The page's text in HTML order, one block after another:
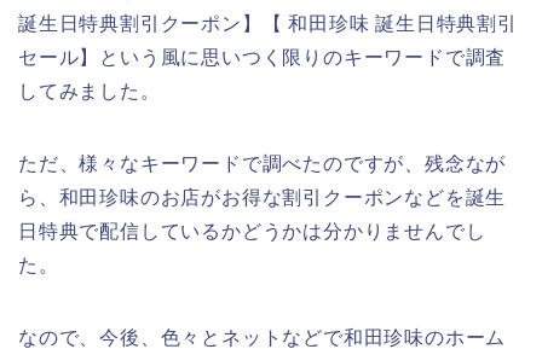
誕生日特典割引クーポン】【 和田珍味 誕生日特典割引
セール】という風に思いつく限りのキーワードで調査
してみました。
ただ、様々なキーワードで調べたのですが、残念なが
ら、和田珍味のお店がお得な割引クーポンなどを誕生
日特典で配信しているかどうかは分かりませんでし
た。
なので、今後、色々とネットなどで和田珍味のホーム